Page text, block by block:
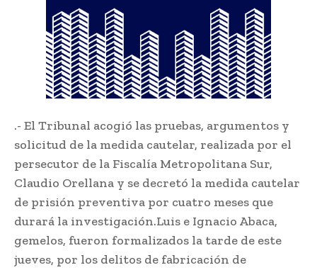
.- El Tribunal acogió las pruebas, argumentos y
solicitud de la medida cautelar, realizada por el
persecutor de la Fiscalía Metropolitana Sur,
Claudio Orellana y se decretó la medida cautelar
de prisión preventiva por cuatro meses que
durará la investigación.Luis e Ignacio Abaca,
gemelos, fueron formalizados la tarde de este
jueves, por los delitos de fabricación de